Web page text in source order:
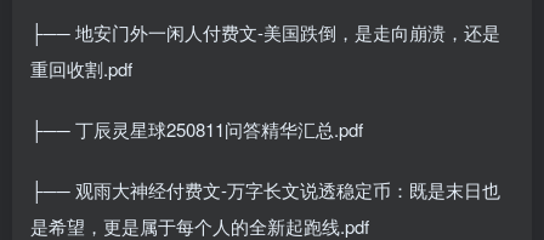
├── 地安门外一闲人付费文-美国跌倒，是走向崩溃，还是
重回收割.pdf
├── 丁辰灵星球250811问答精华汇总.pdf
├── 观雨大神经付费文-万字长文说透稳定币：既是末日也
是希望，更是属于每个人的全新起跑线.pdf